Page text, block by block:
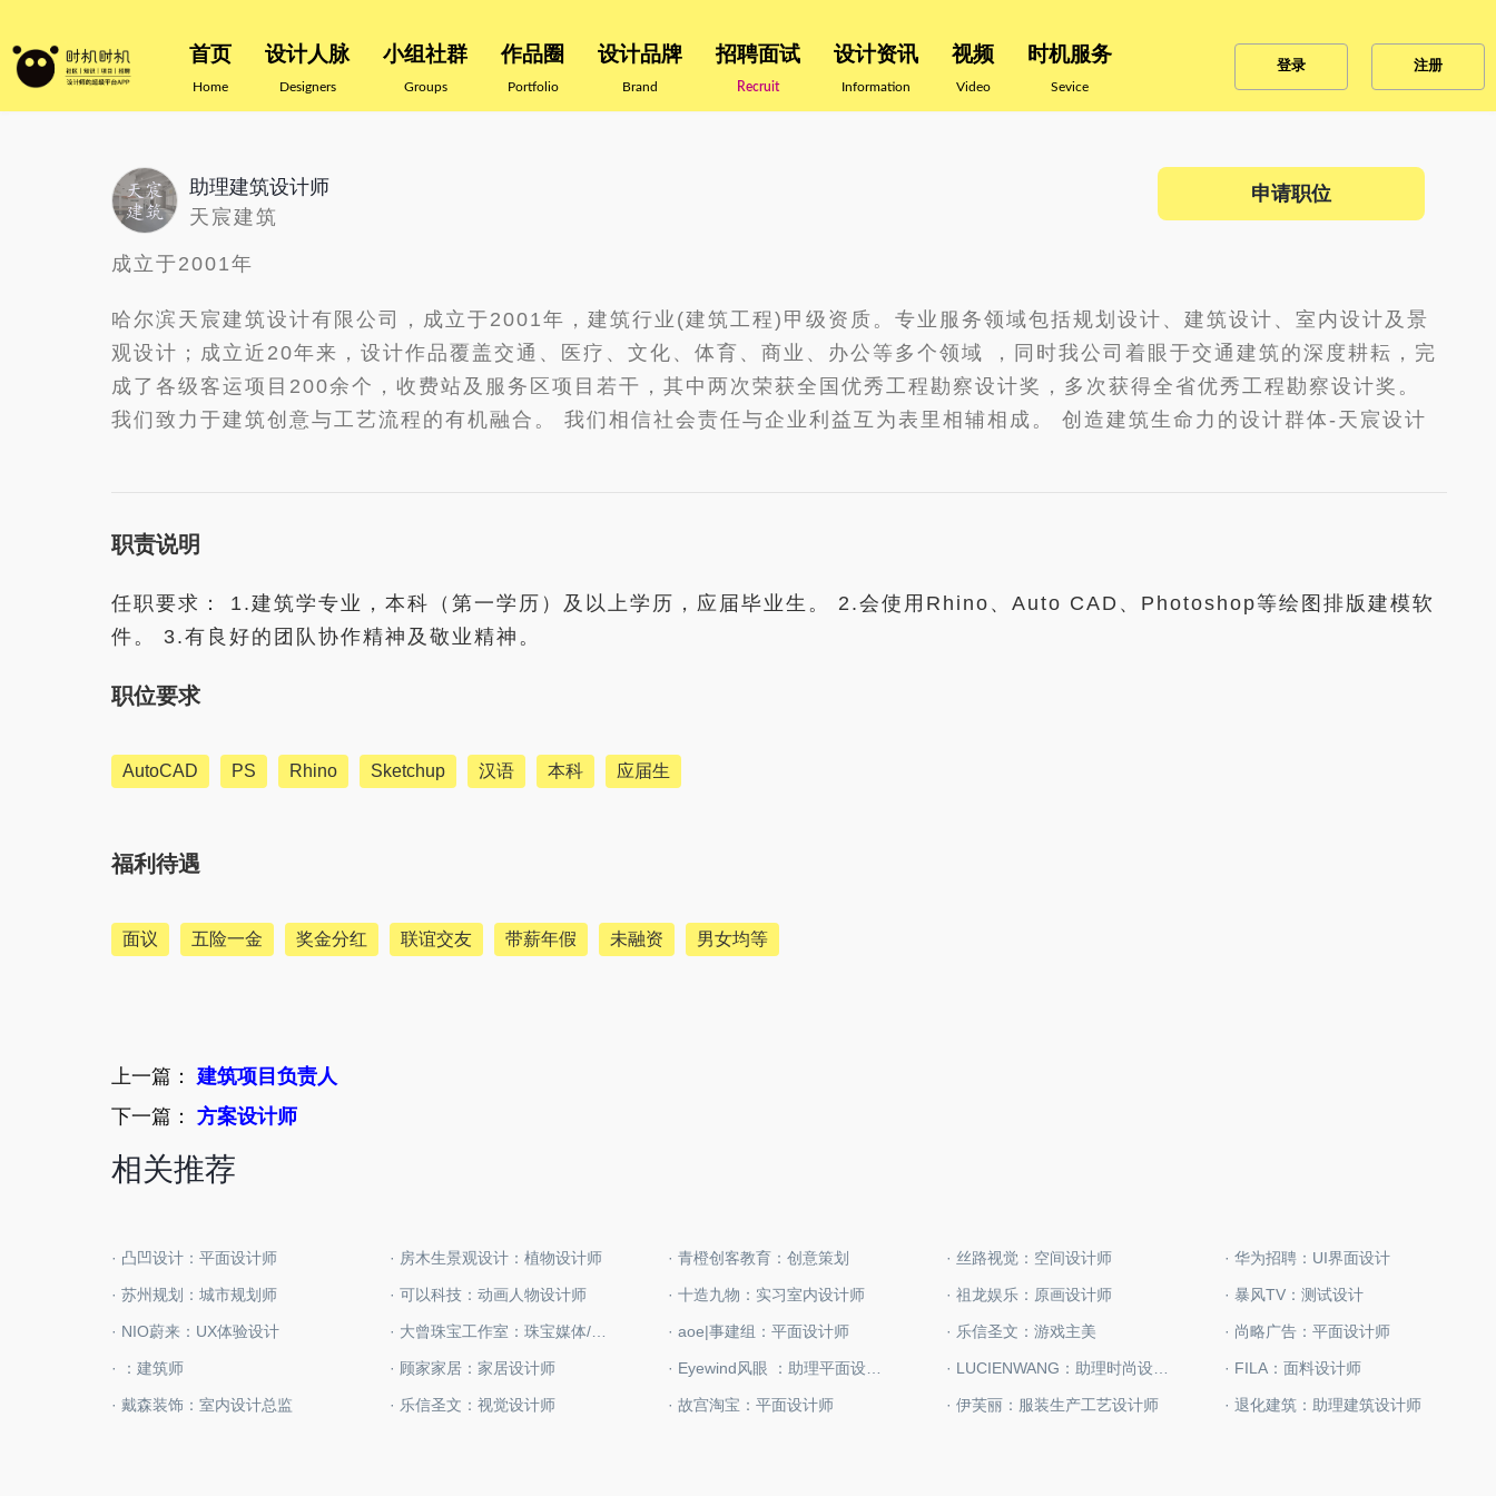
首页
Home
设计人脉
Designers
小组社群
Groups
作品圈
Portfolio
设计品牌
Brand
招聘面试
Recruit
设计资讯
Information
视频
Video
时机服务
Sevice
登录 注册
助理建筑设计师
天宸建筑
申请职位
成立于2001年
哈尔滨天宸建筑设计有限公司，成立于2001年，建筑行业(建筑工程)甲级资质。专业服务领域包括规划设计、建筑设计、室内设计及景
观设计；成立近20年来，设计作品覆盖交通、医疗、文化、体育、商业、办公等多个领域 ，同时我公司着眼于交通建筑的深度耕耘，完
成了各级客运项目200余个，收费站及服务区项目若干，其中两次荣获全国优秀工程勘察设计奖，多次获得全省优秀工程勘察设计奖。
我们致力于建筑创意与工艺流程的有机融合。 我们相信社会责任与企业利益互为表里相辅相成。 创造建筑生命力的设计群体-天宸设计
职责说明
任职要求： 1.建筑学专业，本科（第一学历）及以上学历，应届毕业生。 2.会使用Rhino、Auto CAD、Photoshop等绘图排版建模软
件。 3.有良好的团队协作精神及敬业精神。
职位要求
AutoCAD PS Rhino Sketchup 汉语 本科 应届生
福利待遇
面议 五险一金 奖金分红 联谊交友 带薪年假 未融资 男女均等
上一篇： 建筑项目负责人
下一篇： 方案设计师
相关推荐
· 凸凹设计：平面设计师 · 房木生景观设计：植物设计师 · 青橙创客教育：创意策划 · 丝路视觉：空间设计师 · 华为招聘：UI界面设计
· 苏州规划：城市规划师 · 可以科技：动画人物设计师 · 十造九物：实习室内设计师 · 祖龙娱乐：原画设计师 · 暴风TV：测试设计
· NIO蔚来：UX体验设计 · aoe|事建组：平面设计师 · 乐信圣文：游戏主美 · 尚略广告：平面设计师
· ：建筑师 · 顾家家居：家居设计师 · FILA：面料设计师
· 戴森装饰：室内设计总监 · 乐信圣文：视觉设计师 · 故宫淘宝：平面设计师 · 伊芙丽：服装生产工艺设计师 · 退化建筑：助理建筑设计师